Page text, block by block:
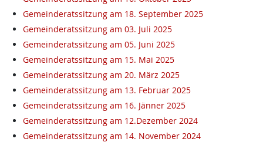
Gemeinderatssitzung am 18. September 2025
Gemeinderatssitzung am 03. Juli 2025
Gemeinderatssitzung am 05. Juni 2025
Gemeinderatssitzung am 15. Mai 2025
Gemeinderatssitzung am 20. März 2025
Gemeinderatssitzung am 13. Februar 2025
Gemeinderatssitzung am 16. Jänner 2025
Gemeinderatssitzung am 12.Dezember 2024
Gemeinderatssitzung am 14. November 2024